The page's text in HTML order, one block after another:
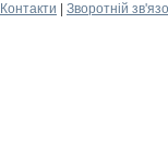
Контакти
Зворотній